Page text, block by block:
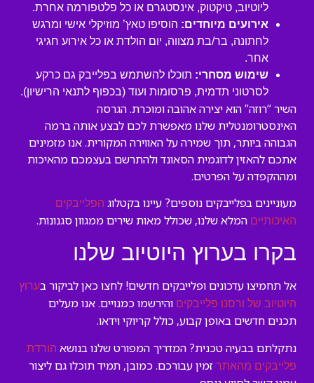
ליוטיוב, טיקטוק, אינסטגרם או כל פלטפורמה אחרת.
אירועים מיוחדים: הוסיפו טאץ’ מוזיקלי אישי ומרגש
לחתונה, בר/בת מצווה, יום הולדת או כל אירוע חגיגי
אחר.
שימוש מסחרי: תוכלו להשתמש בפלייבק גם כרקע
לסרטוני תדמית, פרסומות ועוד (בכפוף לתנאי הרישיון).
השיר “רוזה” הוא יצירה אהובה ומוכרת. הגרסה
האינסטרומנטלית שלנו מאפשרת לכם לבצע אותה ברמה
הגבוהה ביותר, תוך שמירה על האווירה המקורית. אנו מזמינים
אתכם להאזין לדוגמית הסאונד ולהתרשם בעצמכם מהאיכות
ומההקפדה על הפרטים.
מעוניינים בפלייבקים נוספים? עיינו בקטלוג הפלייבקים
האיכותיים המלא שלנו, שכולל מאות שירים ממגוון סגנונות.
בקרו בערוץ היוטיוב שלנו
אל תחמיצו עדכונים ופלייבקים חדשים! לחצו כאן לביקור בערוץ
היוטיוב של ורסנו פלייבקים והירשמו כמנויים. אנו מעלים
תכנים חדשים באופן קבוע, כולל קריוקי וידאו.
נתקלתם בבעיה טכנית? המדריך המפורט שלנו בנושא הורדת
פלייבקים מהאתר זמין עבורכם. כמובן, תמיד תוכלו גם ליצור